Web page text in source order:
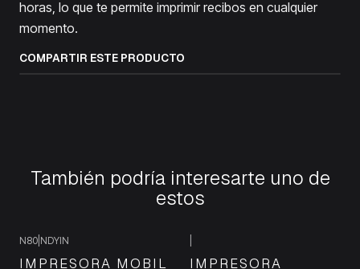
horas, lo que te permite imprimir recibos en cualquier
momento.
COMPARTIR ESTE PRODUCTO
También podría interesarte uno de
estos
N80 NDYIN
IMPRESORA MOBIL
IMPRESORA